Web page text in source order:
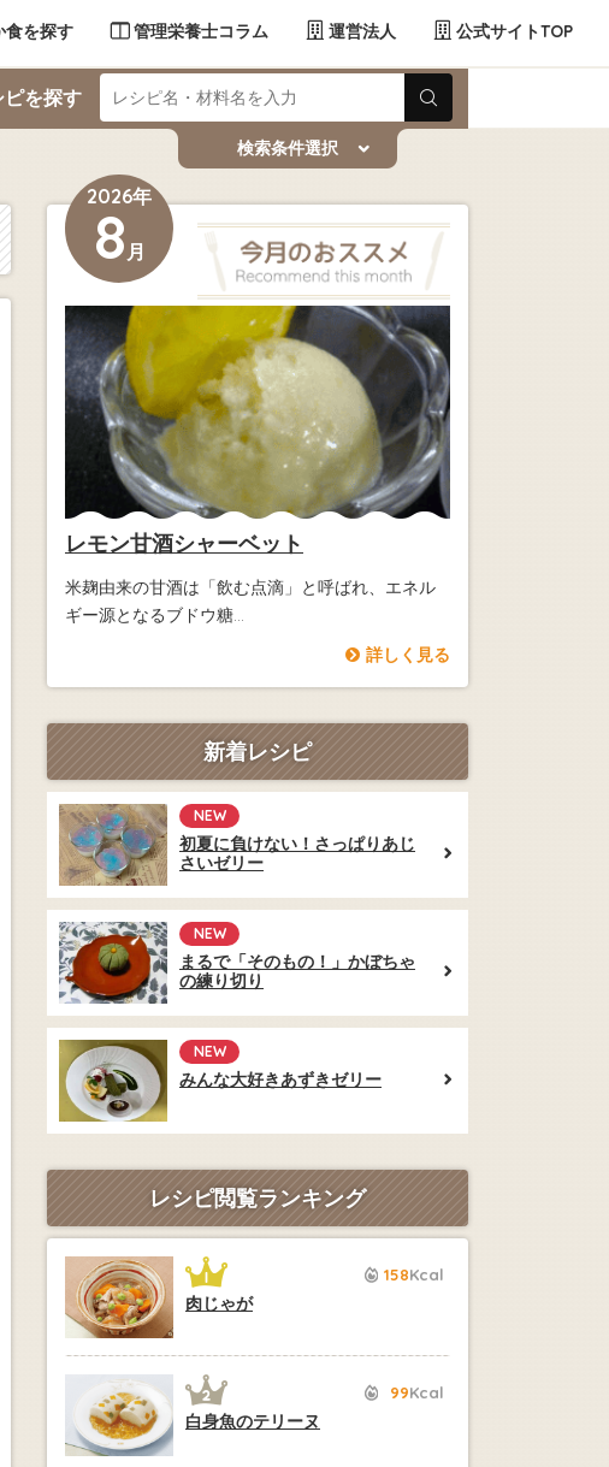
食を探す 管理栄養士コラム 運営法人 公式サイトTOP
ピを探す
検索条件選択
2026年
8 月
レモン甘酒シャーベット
米麹由来の甘酒は「飲む点滴」と呼ばれ、エネル
ギー源となるブドウ糖...
詳しく見る
新着レシピ
NEW
初夏に負けない！さっぱりあじ
さいゼリー
NEW
まるで「そのもの！」かぼちゃ
の練り切り
NEW
みんな大好きあずきゼリー
レシピ閲覧ランキング
肉じゃが
158Kcal
白身魚のテリーヌ
99Kcal